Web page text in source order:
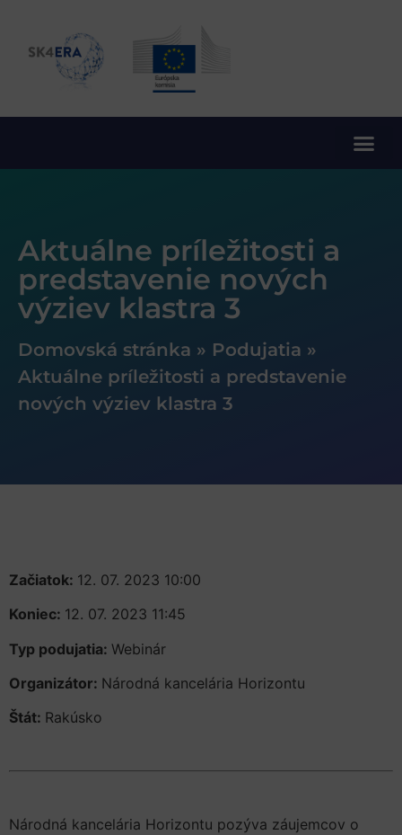
Aktuálne príležitosti a
predstavenie nových
výziev klastra 3
Domovská stránka » Podujatia »
Aktuálne príležitosti a predstavenie
nových výziev klastra 3
Začiatok: 12. 07. 2023 10:00
Koniec: 12. 07. 2023 11:45
Typ podujatia: Webinár
Organizátor: Národná kancelária Horizontu
Štát: Rakúsko
Národná kancelária Horizontu pozýva záujemcov o